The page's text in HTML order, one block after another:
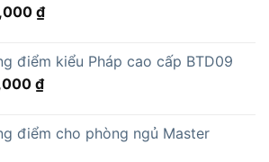
₫
điểm kiểu Pháp cao cấp BTD09
₫
điểm cho phòng ngủ Master